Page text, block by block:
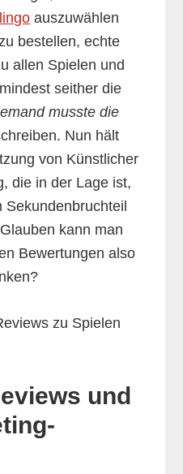
auszuwählen
bestellen, echte
allen Spielen und
seither die
musste die
Nun hält
von Künstlicher
die in der Lage ist,
Sekundenbruchteil
kann man
Bewertungen also
und